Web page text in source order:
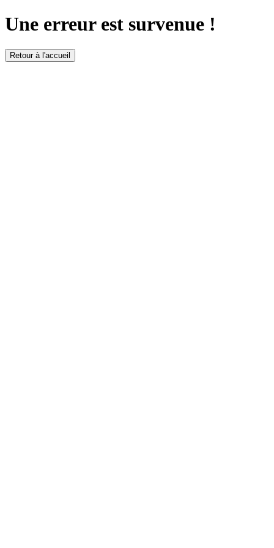
Une erreur est survenue !
Retour à l'accueil